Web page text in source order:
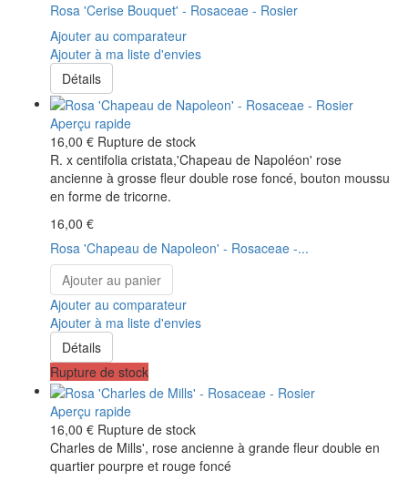
Rosa 'Cerise Bouquet' - Rosaceae - Rosier
Ajouter au comparateur
Ajouter à ma liste d'envies
Détails
Aperçu rapide
16,00 € Rupture de stock
R. x centifolia cristata,'Chapeau de Napoléon' rose
ancienne à grosse fleur double rose foncé, bouton moussu
en forme de tricorne.
16,00 €
Rosa 'Chapeau de Napoleon' - Rosaceae -...
Ajouter au panier
Ajouter au comparateur
Ajouter à ma liste d'envies
Détails
Rupture de stock
Aperçu rapide
16,00 € Rupture de stock
Charles de Mills', rose ancienne à grande fleur double en
quartier pourpre et rouge foncé